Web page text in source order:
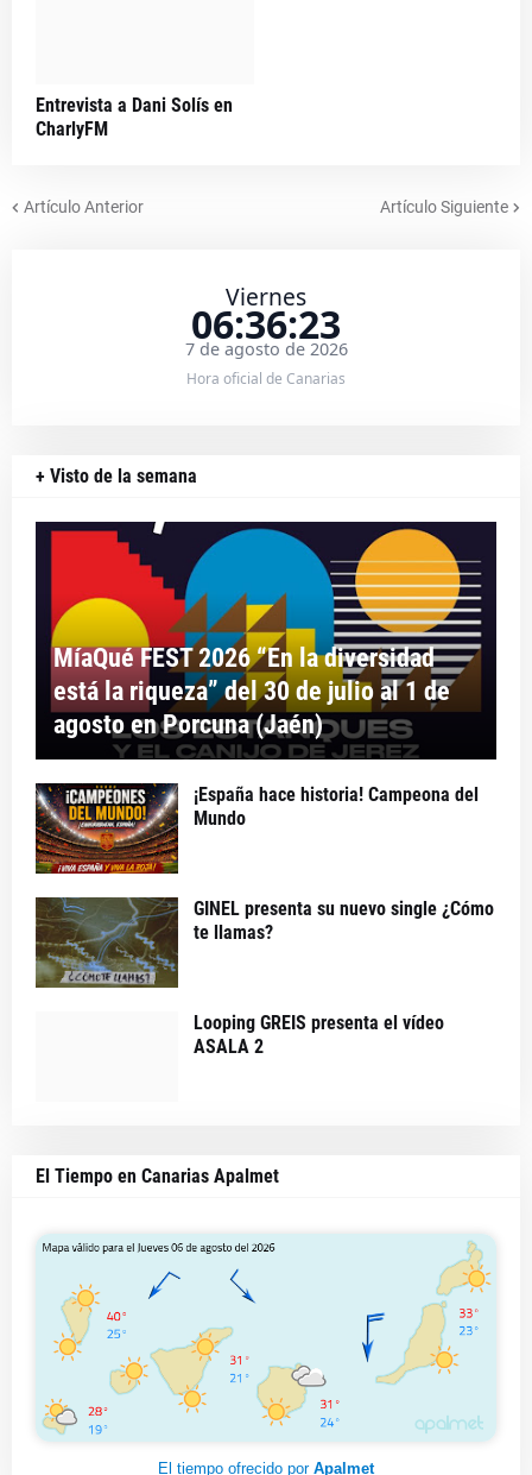
Entrevista a Dani Solís en
CharlyFM
Artículo Anterior Artículo Siguiente
Viernes
06:36:24
7 de agosto de 2026
Hora oficial de Canarias
+ Visto de la semana
MíaQué FEST 2026 “En la diversidad
está la riqueza” del 30 de julio al 1 de
agosto en Porcuna (Jaén)
¡España hace historia! Campeona del
Mundo
GINEL presenta su nuevo single ¿Cómo
te llamas?
Looping GREIS presenta el vídeo
ASALA 2
El Tiempo en Canarias Apalmet
El tiempo ofrecido por Apalmet